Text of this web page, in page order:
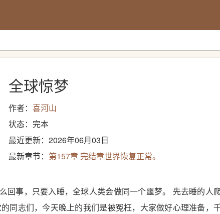
全球惊梦
作者： 喜河山
状态：完本
最近更新：2026年06月03日
最新章节： 第157章 完结章世界恢复正常。
回事，只要入睡，全球人类会做同一个噩梦。 先去睡的人
同志们，今天晚上的我们是被冤枉，大家做好心理准备，